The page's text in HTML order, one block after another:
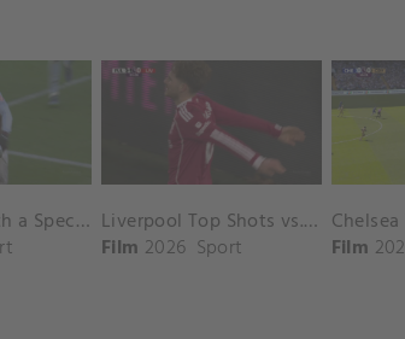
Aston Villa with a Spectacular Goal vs. Nottingham Forest
Liverpool Top Shots vs. Fulham
Film 2026 Sport
Film